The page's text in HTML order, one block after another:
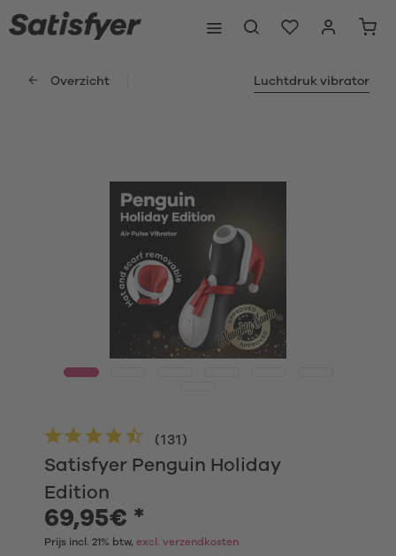
Overzicht Luchtdruk vibrator
Satisfyer Penguin Holiday
Edition
(131 )
69,95€ *
Prijs incl. 21% btw, excl. verzendkosten